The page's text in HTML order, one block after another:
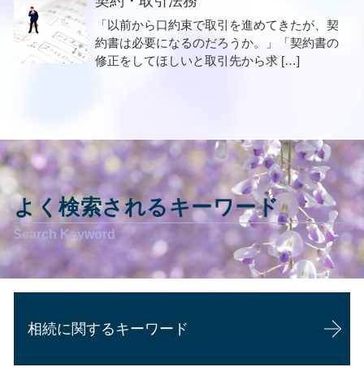
「以前から口約束で取引を進めてきたが、契
約書は必要になるのだろうか。」「契約書の
修正をしてほしいと取引先から求 […]
よく検索されるキーワード
相続に関するキーワード